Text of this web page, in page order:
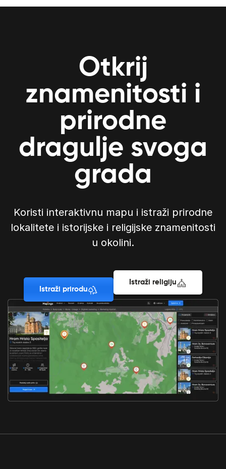
Otkrij
znamenitosti i
prirodne
dragulje svoga
grada
Koristi interaktivnu mapu i istraži prirodne
lokalitete i istorijske i religijske znamenitosti
u okolini.
Istraži prirodu
Istraži religiju